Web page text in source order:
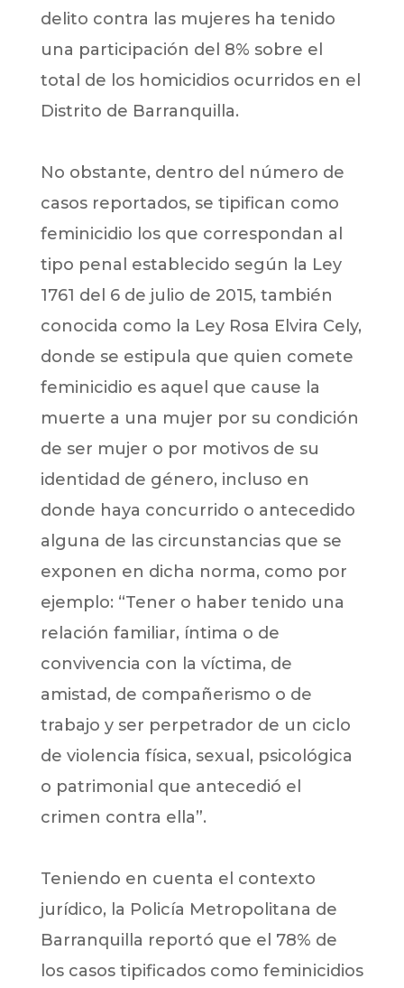
delito contra las mujeres ha tenido
una participación del 8% sobre el
total de los homicidios ocurridos en el
Distrito de Barranquilla.
No obstante, dentro del número de
casos reportados, se tipifican como
feminicidio los que correspondan al
tipo penal establecido según la Ley
1761 del 6 de julio de 2015, también
conocida como la Ley Rosa Elvira Cely,
donde se estipula que quien comete
feminicidio es aquel que cause la
muerte a una mujer por su condición
de ser mujer o por motivos de su
identidad de género, incluso en
donde haya concurrido o antecedido
alguna de las circunstancias que se
exponen en dicha norma, como por
ejemplo: “Tener o haber tenido una
relación familiar, íntima o de
convivencia con la víctima, de
amistad, de compañerismo o de
trabajo y ser perpetrador de un ciclo
de violencia física, sexual, psicológica
o patrimonial que antecedió el
crimen contra ella”.
Teniendo en cuenta el contexto
jurídico, la Policía Metropolitana de
Barranquilla reportó que el 78% de
los casos tipificados como feminicidios